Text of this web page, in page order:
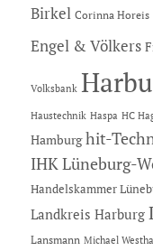
Birkel Corinna Horeis
Engel & Völkers
Volksbank
Haustechnik Haspa HC
Hamburg hit-
IHK Lüneburg-
Handelskammer
Landkreis Harburg
Lansmann Michael